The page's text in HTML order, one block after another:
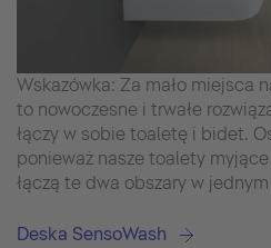
Wskazówka: Za mało miejsca
to nowoczesne i trwałe
łączy w sobie toaletę i bidet.
ponieważ nasze toalety
łączą te dwa obszary w
Deska SensoWash